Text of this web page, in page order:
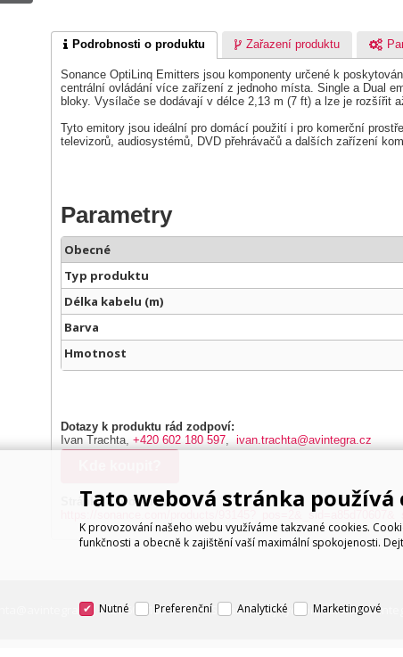
Podrobnosti o produktu Zařazení produktu
Sonance OptiLinq Emitters jsou komponenty určené k
centrální ovládání více zařízení z jednoho místa. Single a Dual
bloky. Vysílače se dodávají v délce 2,13 m (7 ft) a lze je rozšířit
Tyto emitory jsou ideální pro domácí použití i pro komerční
televizorů, audiosystémů, DVD přehrávačů a dalších zařízení
Parametry
Obecné
Typ produktu
Délka kabelu (m)
Barva
Hmotnost
Dotazy k produktu rád zodpoví:
Ivan Trachta, +420 602 180 597, ivan.trachta@avintegra.cz
Stránky o produktu:
https://sonance.com/products/
, +420 602 180 597 Servis: Alexej Rydzoň,
Tato webová stránka používá
K provozování našeho webu využíváme takzvané cookies.
funkčnosti a obecně k zajištění vaší maximální spokojenosti.
Nutné Preferenční Analytické Marketingové